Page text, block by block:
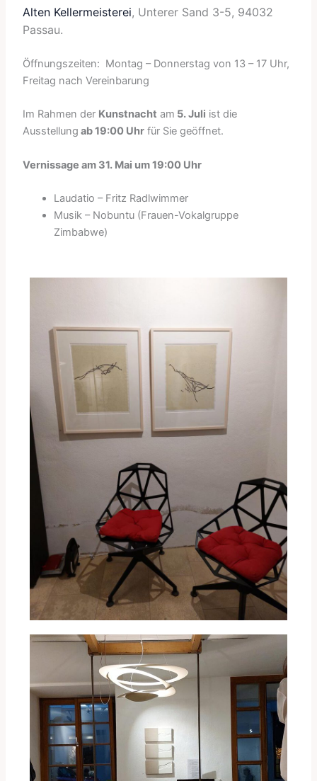
Alten Kellermeisterei, Unterer Sand 3-5, 94032
Passau.
Öffnungszeiten: Montag – Donnerstag von 13 – 17 Uhr,
Freitag nach Vereinbarung
Im Rahmen der Kunstnacht am 5. Juli ist die
Ausstellung ab 19:00 Uhr für Sie geöffnet.
Vernissage am 31. Mai um 19:00 Uhr
Laudatio – Fritz Radlwimmer
Musik – Nobuntu (Frauen-Vokalgruppe
Zimbabwe)